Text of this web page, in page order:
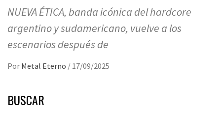
NUEVA ÉTICA, banda icónica del hardcore
argentino y sudamericano, vuelve a los
escenarios después de
Por Metal Eterno / 17/09/2025
BUSCAR